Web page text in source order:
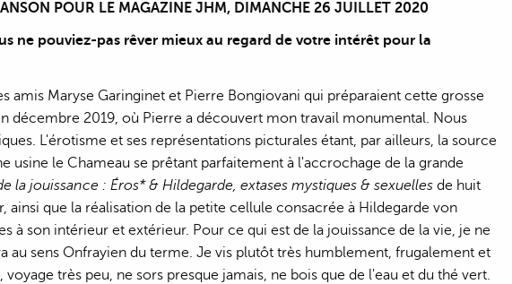
POUR LE MAGAZINE JHM, DIMANCHE 26 JUILLET 2020
ne pouviez-pas rêver mieux au regard de votre intérêt pour la
amis Maryse Garinginet et Pierre Bongiovani qui préparaient cette grosse
décembre 2019, où Pierre a découvert mon travail monumental. Nous
L'érotisme et ses représentations picturales étant, par ailleurs, la source
le Chameau se prêtant parfaitement à l'accrochage de la grande
la jouissance : Éros* & Hildegarde, extases mystiques & sexuelles de huit
que la réalisation de la petite cellule consacrée à Hildegarde von
à son intérieur et extérieur. Pour ce qui est de la jouissance de la vie, je ne
au sens Onfrayien du terme. Je vis plutôt très humblement, frugalement et
très peu, ne sors presque jamais, ne bois que de l'eau et du thé vert.